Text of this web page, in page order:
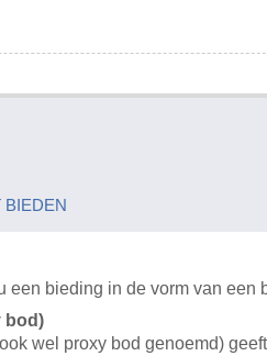
BIEDEN
een bieding in de vorm van een
bod)
wel proxy bod genoemd)